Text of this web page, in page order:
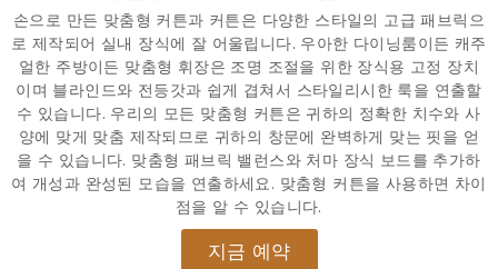
손으로 만든 맞춤형 커튼과 커튼은 다양한 스타일의 고급 패브릭으
로 제작되어 실내 장식에 잘 어울립니다. 우아한 다이닝룸이든 캐주
얼한 주방이든 맞춤형 휘장은 조명 조절을 위한 장식용 고정 장치
이며 블라인드와 전등갓과 쉽게 겹쳐서 스타일리시한 룩을 연출할
수 있습니다. 우리의 모든 맞춤형 커튼은 귀하의 정확한 치수와 사
양에 맞게 맞춤 제작되므로 귀하의 창문에 완벽하게 맞는 핏을 얻
을 수 있습니다. 맞춤형 패브릭 밸런스와 처마 장식 보드를 추가하
여 개성과 완성된 모습을 연출하세요. 맞춤형 커튼을 사용하면 차이
점을 알 수 있습니다.
지금 예약